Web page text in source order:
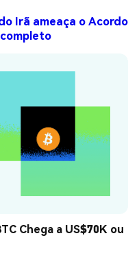
Irã ameaça o Acordo
Chega a US$70K ou